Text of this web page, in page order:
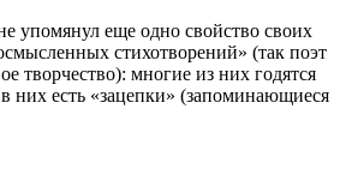
упомянул еще одно свойство своих
стихотворений» (так поэт
творчество): многие из них годятся
них есть «зацепки» (запоминающиеся